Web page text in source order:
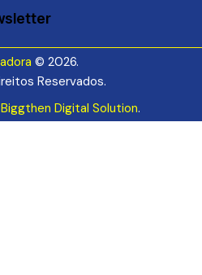
© 2026.
Reservados.
Biggthen Digital Solution.